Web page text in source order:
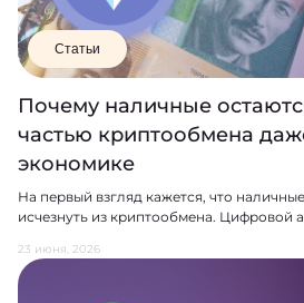
Статьи
Почему наличные
частью криптообмена
экономике
На первый взгляд кажется, что
исчезнуть из криптообмена. Цифровой
23 июня, 2026